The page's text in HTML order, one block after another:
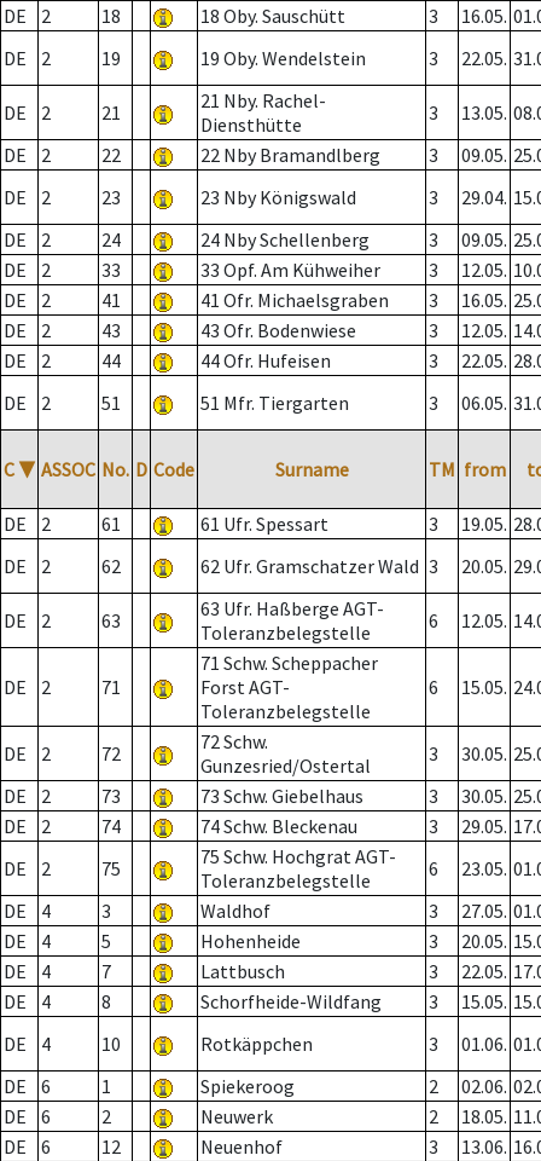
DE
2 18 18 Oby. Sauschütt 3 16.05.
DE
2 19 19 Oby. Wendelstein 3 22.05.
DE 2 21
21 Nby. Rachel-
Diensthütte
3 13.05.
DE
2 22 22 Nby Bramandlberg 3 09.05.
DE
2 23 23 Nby Königswald 3 29.04.
DE
2 24 24 Nby Schellenberg 3 09.05.
DE
2 33 33 Opf. Am Kühweiher 3 12.05.
DE
2 41 41 Ofr. Michaelsgraben 3 16.05.
DE
2 43 43 Ofr. Bodenwiese 3 12.05.
DE
2 44 44 Ofr. Hufeisen 3 22.05.
DE
2 51 51 Mfr. Tiergarten 3 06.05.
C ▼ ASSOC No. D Code Surname TM from
DE 2 61 61 Ufr. Spessart 3 19.05.
DE
2 62 62 Ufr. Gramschatzer Wald 3 20.05.
DE 2 63
63 Ufr. Haßberge AGT-
Toleranzbelegstelle
6 12.05.
DE 2 71
71 Schw. Scheppacher
Forst AGT-
Toleranzbelegstelle
6 15.05.
DE 2 72
72 Schw.
Gunzesried/Ostertal
3 30.05.
DE
2 73 73 Schw. Giebelhaus 3 30.05.
DE
2 74 74 Schw. Bleckenau 3 29.05.
DE
2 75
75 Schw. Hochgrat AGT-
Toleranzbelegstelle
6 23.05.
DE
4 3 Waldhof 3 27.05.
DE
4 5 Hohenheide 3 20.05.
DE
4 7 Lattbusch 3 22.05.
DE
4 8 Schorfheide-Wildfang 3 15.05.
DE
4 10 Rotkäppchen 3 01.06.
DE
6 1 Spiekeroog 2 02.06.
DE
6 2 Neuwerk 2 18.05.
DE
6 12 Neuenhof 3 13.06.